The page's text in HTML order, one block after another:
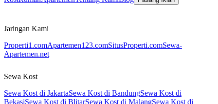
Jaringan Kami
Properti1.comApartemen123.comSitusProperti.comSewa-
Apartemen.net
Sewa Kost
Sewa Kost di JakartaSewa Kost di BandungSewa Kost di
BekasiSewa Kost di BlitarSewa Kost di MalangSewa Kost di